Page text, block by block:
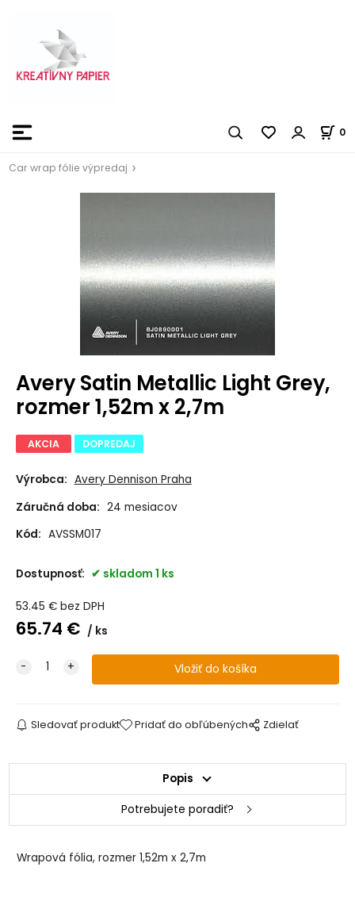
0
Car wrap fólie výpredaj
Avery Satin Metallic Light Grey,
rozmer 1,52m x 2,7m
AKCIA DOPREDAJ
Výrobca: Avery Dennison Praha
Záručná doba: 24 mesiacov
Kód: AVSSM017
Dostupnosť: skladom 1 ks
53.45 € bez DPH
65.74 € ks
Sledovať produkt Pridať do obľúbených Zdielať
Popis
Potrebujete poradiť?
Wrapová fólia, rozmer 1,52m x 2,7m